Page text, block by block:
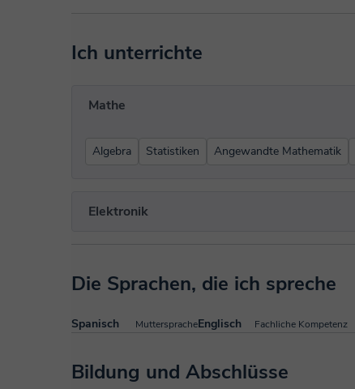
Ich unterrichte
Mathe
Algebra Statistiken Angewandte Mathematik
Elektronik
Die Sprachen, die ich spreche
Spanisch MutterspracheEnglisch Fachliche Kompetenz
Bildung und Abschlüsse